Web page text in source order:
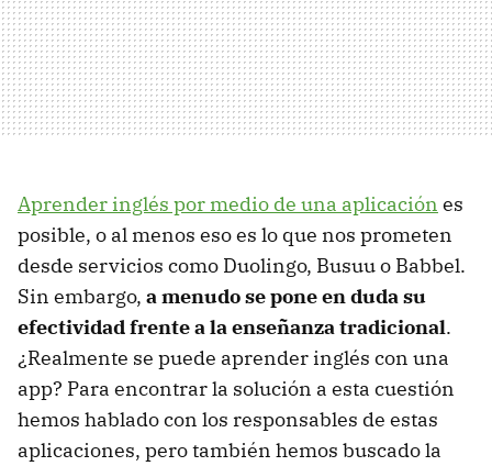
Aprender inglés por medio de una aplicación es
posible, o al menos eso es lo que nos prometen
desde servicios como Duolingo, Busuu o Babbel.
Sin embargo, a menudo se pone en duda su
efectividad frente a la enseñanza tradicional.
¿Realmente se puede aprender inglés con una
app? Para encontrar la solución a esta cuestión
hemos hablado con los responsables de estas
aplicaciones, pero también hemos buscado la